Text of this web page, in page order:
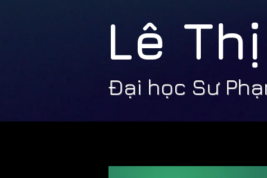
Lê
Đại học Sư